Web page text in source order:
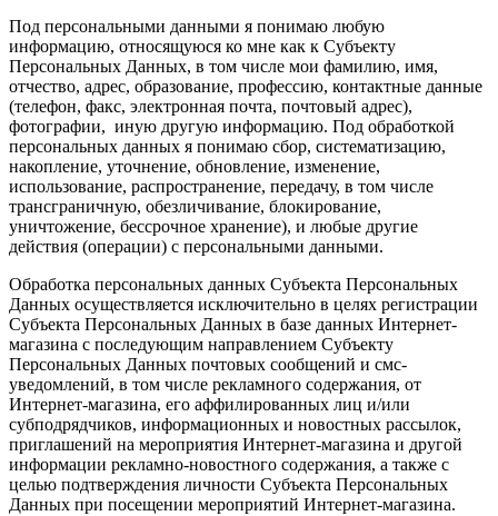
Под персональными данными я понимаю любую
информацию, относящуюся ко мне как к Субъекту
Персональных Данных, в том числе мои фамилию, имя,
отчество, адрес, образование, профессию, контактные данные
(телефон, факс, электронная почта, почтовый адрес),
фотографии, иную другую информацию. Под обработкой
персональных данных я понимаю сбор, систематизацию,
накопление, уточнение, обновление, изменение,
использование, распространение, передачу, в том числе
трансграничную, обезличивание, блокирование,
уничтожение, бессрочное хранение), и любые другие
действия (операции) с персональными данными.
Обработка персональных данных Субъекта Персональных
Данных осуществляется исключительно в целях регистрации
Субъекта Персональных Данных в базе данных Интернет-
магазина с последующим направлением Субъекту
Персональных Данных почтовых сообщений и смс-
уведомлений, в том числе рекламного содержания, от
Интернет-магазина, его аффилированных лиц и/или
субподрядчиков, информационных и новостных рассылок,
приглашений на мероприятия Интернет-магазина и другой
информации рекламно-новостного содержания, а также с
целью подтверждения личности Субъекта Персональных
Данных при посещении мероприятий Интернет-магазина.